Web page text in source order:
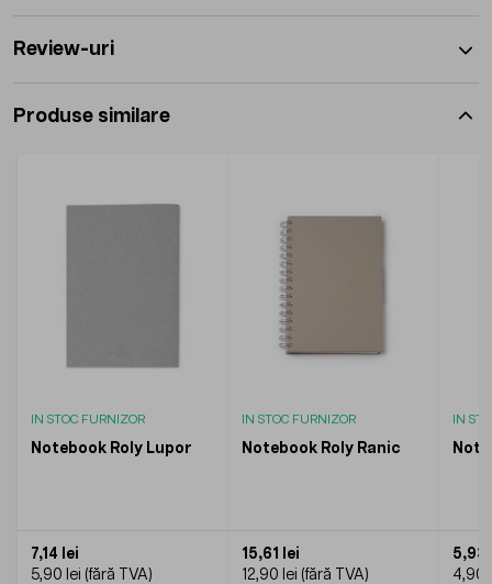
Review-uri
Produse similare
IN STOC FURNIZOR
Notebook Roly Lupor
7,14 lei
5,90 lei
IN STOC FURNIZOR
Notebook Roly Ranic
15,61 lei
12,90 lei
IN
5,93
4,90